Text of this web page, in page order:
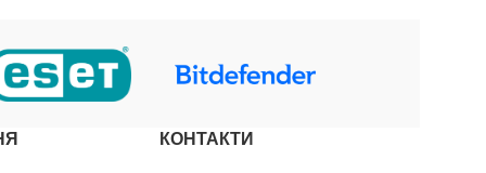
КОНТАКТИ